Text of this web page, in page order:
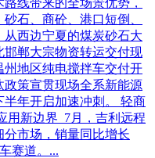
石、商砼、港口短倒、
西边宁夏的煤炭砂石大
郸大宗物资转运交付现
地区纯电搅拌车交付开
政策宣贯现场全系新能源
年开启加速冲刺。 轻商
用新边界 7月，吉利远程
市场，销量同比增长
赛道。...